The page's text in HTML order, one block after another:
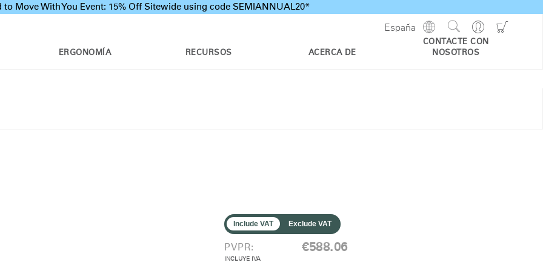
to Move With You Event: 15% Off Sitewide using code SEMIANNUAL20*
ERGONOMÍA RECURSOS ACERCA DE
CONTACTE CON
NOSOTROS
Go
to
Search
Site
España
Show
Regions
Include VAT Exclude VAT
PVPR: €588.06
INCLUYE IVA